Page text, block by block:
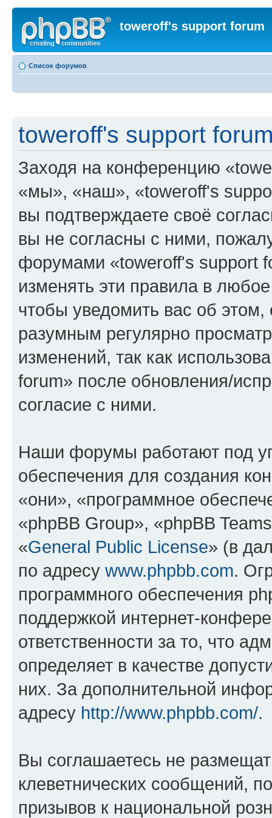
toweroff's support forum
Список форумов
toweroff's support
Заходя на конференцию
«мы», «наш», «toweroff's
вы подтверждаете своё
вы не согласны с ними,
форумами «toweroff's support
изменять эти правила в
чтобы уведомить вас об
разумным регулярно
изменений, так как
forum» после обновления/
согласие с ними.
Наши форумы работают под
обеспечения для создания
«они», «программное
«phpBB Group», «phpBB
«General Public License» (в
по адресу www.phpbb.com.
программного обеспечения
поддержкой интернет-
ответственности за то, что
определяет в качестве
них. За дополнительной
адресу http://www.phpbb.com/.
Вы соглашаетесь не
клеветнических сообщений,
призывов к национальной